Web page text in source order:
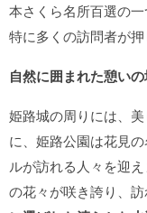
本さくら名所百選の
特に多くの訪問者が押
自然に囲まれた憩い
姫路城の周りには、
に、姫路公園は花見
ルが訪れる人々を迎
の花々が咲き誇り、訪